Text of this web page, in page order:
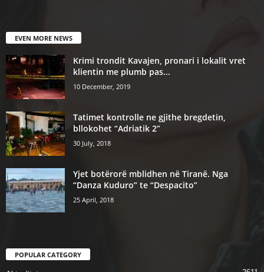
EVEN MORE NEWS
Krimi trondit Kavajen, pronari i lokalit vret
klientin me plumb pas...
10 December, 2019
Tatimet kontrolle ne gjithe bregdetin,
bllokohet “Adriatik 2”
30 July, 2018
Yjet botërorë mblidhen në Tiranë. Nga
“Danza Kuduro” te “Despacito”
25 April, 2018
POPULAR CATEGORY